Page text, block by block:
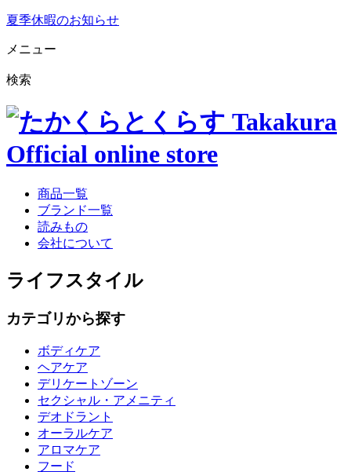
夏季休暇のお知らせ
メニュー
検索
商品一覧
ブランド一覧
読みもの
会社について
ライフスタイル
カテゴリから探す
ボディケア
ヘアケア
デリケートゾーン
セクシャル・アメニティ
デオドラント
オーラルケア
アロマケア
フード